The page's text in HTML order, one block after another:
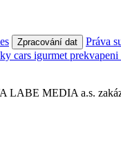
Zpracování dat
Práva
cars igurmet prekvapeni
MEDIA a.s.